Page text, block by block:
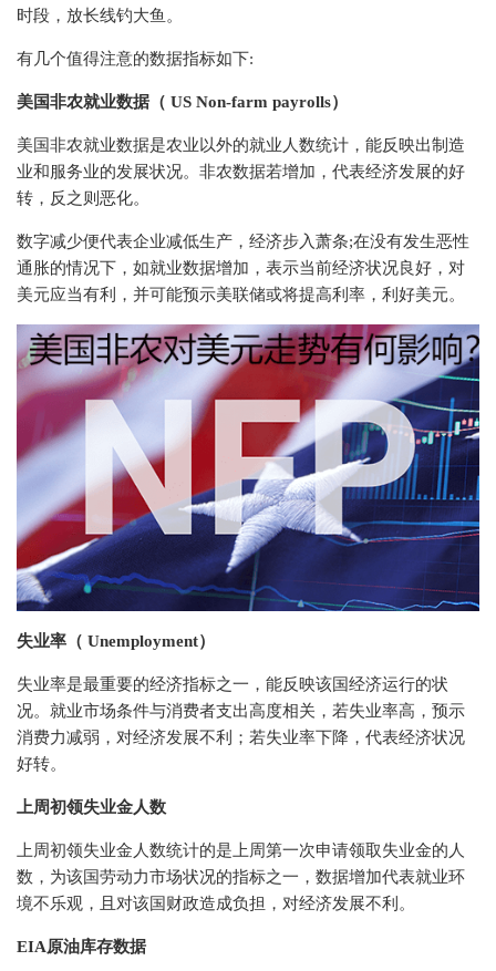
时段，放长线钓大鱼。
有几个值得注意的数据指标如下:
美国非农就业数据（ US Non-farm payrolls）
美国非农就业数据是农业以外的就业人数统计，能反映出制造
业和服务业的发展状况。非农数据若增加，代表经济发展的好
转，反之则恶化。
数字减少便代表企业减低生产，经济步入萧条;在没有发生恶性
通胀的情况下，如就业数据增加，表示当前经济状况良好，对
美元应当有利，并可能预示美联储或将提高利率，利好美元。
失业率（ Unemployment）
失业率是最重要的经济指标之一，能反映该国经济运行的状
况。就业市场条件与消费者支出高度相关，若失业率高，预示
消费力减弱，对经济发展不利；若失业率下降，代表经济状况
好转。
上周初领失业金人数
上周初领失业金人数统计的是上周第一次申请领取失业金的人
数，为该国劳动力市场状况的指标之一，数据增加代表就业环
境不乐观，且对该国财政造成负担，对经济发展不利。
EIA原油库存数据